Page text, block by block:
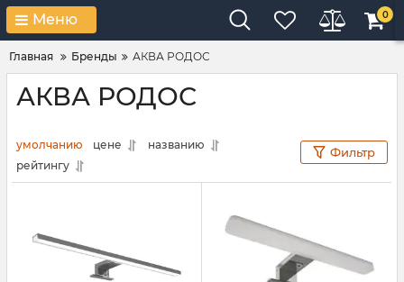
Меню 0
Главная Бренды АКВА РОДОС
АКВА РОДОС
умолчанию цене
названию
рейтингу
Фильтр